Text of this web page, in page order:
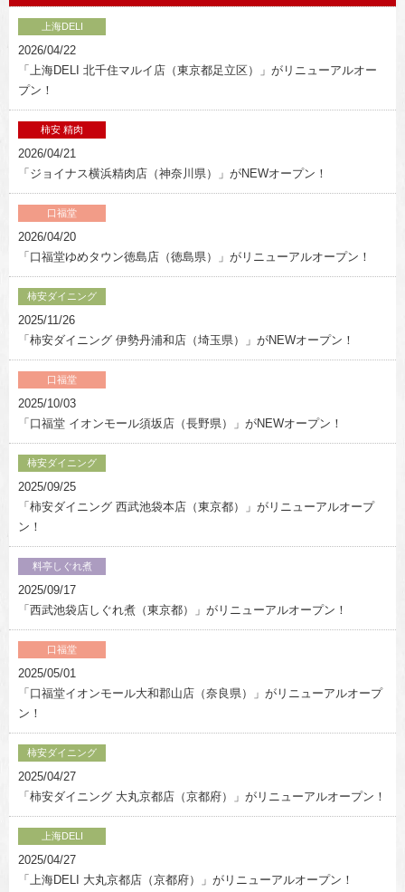
上海DELI
2026/04/22
「上海DELI 北千住マルイ店（東京都足立区）」がリニューアルオー
プン！
柿安 精肉
2026/04/21
「ジョイナス横浜精肉店（神奈川県）」がNEWオープン！
口福堂
2026/04/20
「口福堂ゆめタウン徳島店（徳島県）」がリニューアルオープン！
柿安ダイニング
2025/11/26
「柿安ダイニング 伊勢丹浦和店（埼玉県）」がNEWオープン！
口福堂
2025/10/03
「口福堂 イオンモール須坂店（長野県）」がNEWオープン！
柿安ダイニング
2025/09/25
「柿安ダイニング 西武池袋本店（東京都）」がリニューアルオープ
ン！
料亭しぐれ煮
2025/09/17
「西武池袋店しぐれ煮（東京都）」がリニューアルオープン！
口福堂
2025/05/01
「口福堂イオンモール大和郡山店（奈良県）」がリニューアルオープ
ン！
柿安ダイニング
2025/04/27
「柿安ダイニング 大丸京都店（京都府）」がリニューアルオープン！
上海DELI
2025/04/27
「上海DELI 大丸京都店（京都府）」がリニューアルオープン！